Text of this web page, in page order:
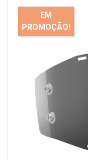
EM
PROMOÇÃO!